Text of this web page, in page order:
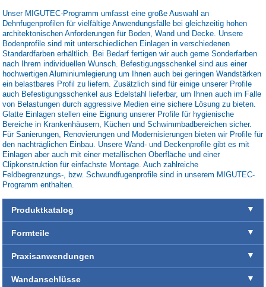
Unser MIGUTEC-Programm umfasst eine große Auswahl an
Dehnfugenprofilen für vielfältige Anwendungsfälle bei gleichzeitig hohen
architektonischen Anforderungen für Boden, Wand und Decke. Unsere
Bodenprofile sind mit unterschiedlichen Einlagen in verschiedenen
Standardfarben erhältlich. Bei Bedarf fertigen wir auch gerne Sonderfarben
nach Ihrem individuellen Wunsch. Befestigungsschenkel sind aus einer
hochwertigen Aluminiumlegierung um Ihnen auch bei geringen Wandstärken
ein belastbares Profil zu liefern. Zusätzlich sind für einige unserer Profile
auch Befestigungsschenkel aus Edelstahl lieferbar, um Ihnen auch im Falle
von Belastungen durch aggressive Medien eine sichere Lösung zu bieten.
Glatte Einlagen stellen eine Eignung unserer Profile für hygienische
Bereiche in Krankenhäusern, Küchen und Schwimmbadbereichen sicher.
Für Sanierungen, Renovierungen und Modernisierungen bieten wir Profile für
den nachträglichen Einbau. Unsere Wand- und Deckenprofile gibt es mit
Einlagen aber auch mit einer metallischen Oberfläche und einer
Clipkonstruktion für einfachste Montage. Auch zahlreiche
Feldbegrenzungs-, bzw. Schwundfugenprofile sind in unserem MIGUTEC-
Programm enthalten.
Produktkatalog
Formteile
Praxisanwendungen
Wandanschlüsse